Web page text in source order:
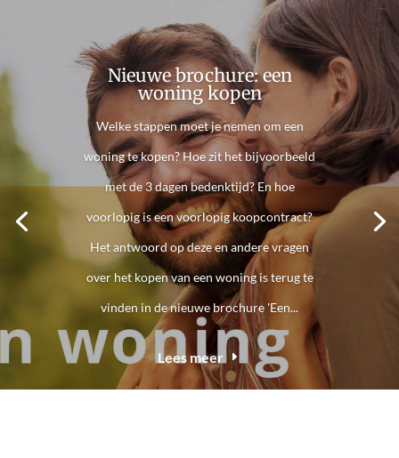
Nieuwe brochure: een
woning kopen
Welke stappen moet je nemen om een
woning te kopen? Hoe zit het bijvoorbeeld
met de 3 dagen bedenktijd? En hoe
voorlopig is een voorlopig koopcontract?
Het antwoord op deze en andere vragen
over het kopen van een woning is terug te
vinden in de nieuwe brochure 'Een...
Lees meer